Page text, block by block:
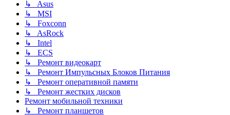
↳ Asus
↳ MSI
↳ Foxconn
↳ AsRock
↳ Intel
↳ ECS
↳ Ремонт видеокарт
↳ Ремонт Импульсных Блоков Питания
↳ Ремонт оперативной памяти
↳ Ремонт жестких дисков
Ремонт мобильной техники
↳ Ремонт планшетов